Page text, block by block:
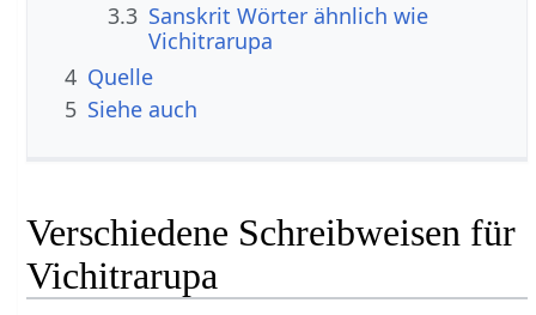
3.3 Sanskrit Wörter ähnlich wie
Vichitrarupa
4 Quelle
5 Siehe auch
Verschiedene Schreibweisen für
Vichitrarupa